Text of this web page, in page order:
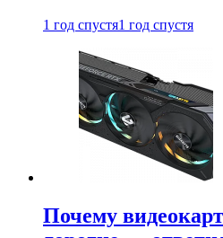
1 год спустя1 год спустя
Почему